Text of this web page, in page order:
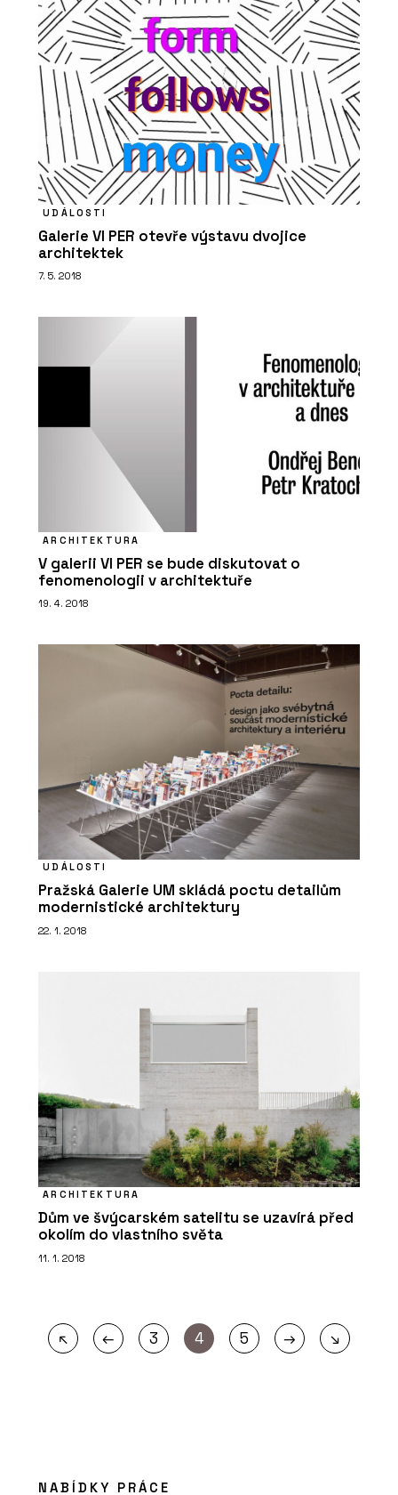
UDÁLOSTI
Galerie VI PER otevře výstavu dvojice
architektek
7. 5. 2018
ARCHITEKTURA
V galerii VI PER se bude diskutovat o
fenomenologii v architektuře
19. 4. 2018
UDÁLOSTI
Pražská Galerie UM skládá poctu detailům
modernistické architektury
22. 1. 2018
ARCHITEKTURA
Dům ve švýcarském satelitu se uzavírá před
okolím do vlastního světa
11. 1. 2018
↖ ← 3 4 5 → ↘
NABÍDKY PRÁCE